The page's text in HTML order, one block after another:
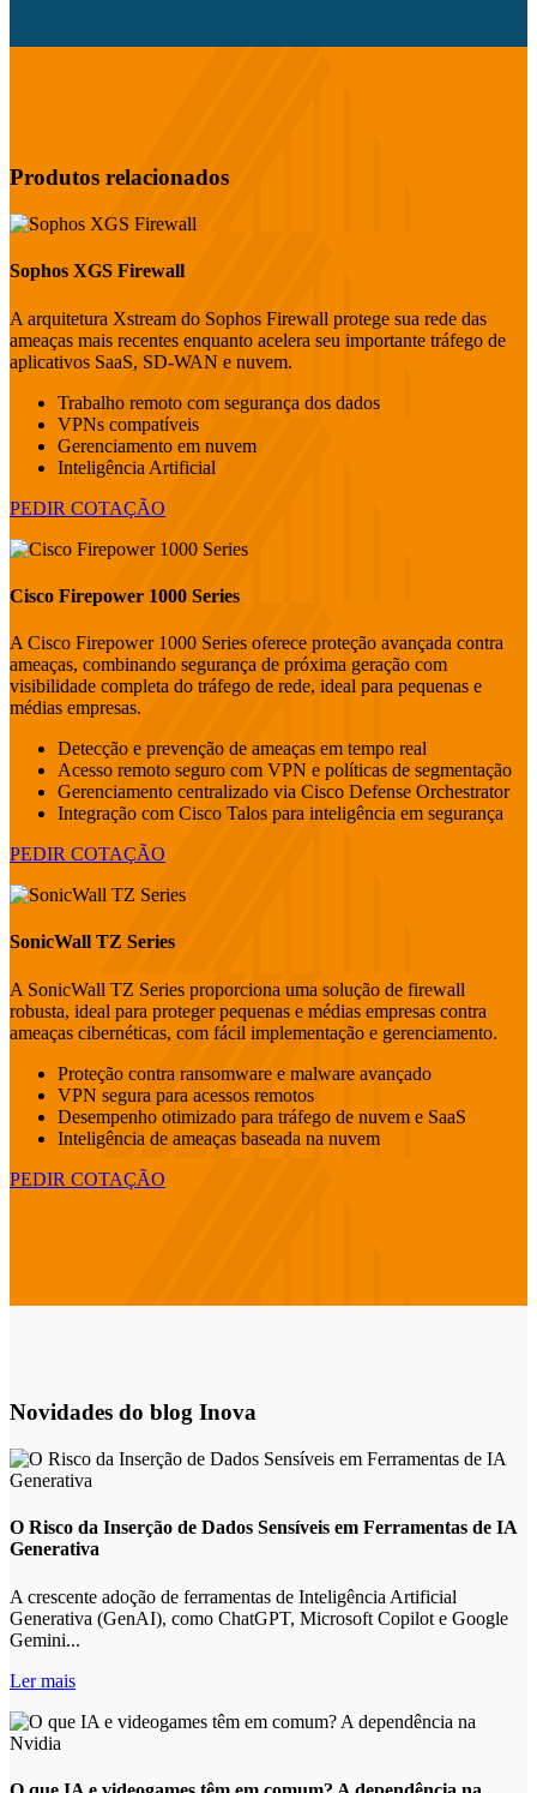
Produtos relacionados
Sophos XGS Firewall
A arquitetura Xstream do Sophos Firewall protege sua rede das
ameaças mais recentes enquanto acelera seu importante tráfego de
aplicativos SaaS, SD-WAN e nuvem.
Trabalho remoto com segurança dos dados
VPNs compatíveis
Gerenciamento em nuvem
Inteligência Artificial
PEDIR COTAÇÃO
Cisco Firepower 1000 Series
A Cisco Firepower 1000 Series oferece proteção avançada contra
ameaças, combinando segurança de próxima geração com
visibilidade completa do tráfego de rede, ideal para pequenas e
médias empresas.
Detecção e prevenção de ameaças em tempo real
Acesso remoto seguro com VPN e políticas de segmentação
Gerenciamento centralizado via Cisco Defense Orchestrator
Integração com Cisco Talos para inteligência em segurança
PEDIR COTAÇÃO
SonicWall TZ Series
A SonicWall TZ Series proporciona uma solução de firewall
robusta, ideal para proteger pequenas e médias empresas contra
ameaças cibernéticas, com fácil implementação e gerenciamento.
Proteção contra ransomware e malware avançado
VPN segura para acessos remotos
Desempenho otimizado para tráfego de nuvem e SaaS
Inteligência de ameaças baseada na nuvem
PEDIR COTAÇÃO
Novidades do blog Inova
O Risco da Inserção de Dados Sensíveis em Ferramentas de IA
Generativa
A crescente adoção de ferramentas de Inteligência Artificial
Generativa (GenAI), como ChatGPT, Microsoft Copilot e Google
Gemini...
Ler mais